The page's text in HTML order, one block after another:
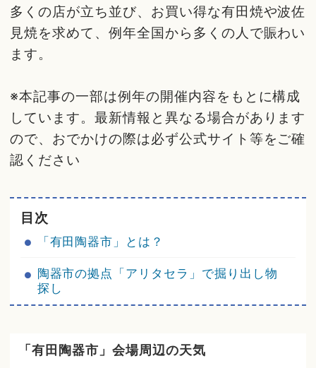
多くの店が立ち並び、お買い得な有田焼や波佐
見焼を求めて、例年全国から多くの人で賑わい
ます。
※本記事の一部は例年の開催内容をもとに構成
しています。最新情報と異なる場合があります
ので、おでかけの際は必ず公式サイト等をご確
認ください
目次
「有田陶器市」とは？
陶器市の拠点「アリタセラ」で掘り出し物
探し
「有田陶器市」会場周辺の天気